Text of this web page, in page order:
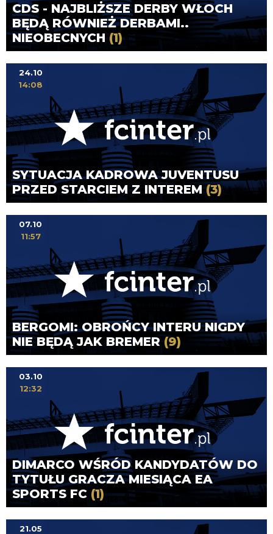
CDS - NAJBLIŻSZE DERBY WŁOCH
BĘDĄ RÓWNIEŻ DERBAMI..
NIEOBECNYCH(1)
SYTUACJA KADROWA JUVENTUSU
PRZED STARCIEM Z INTEREM(3)
24.10
14:08
BERGOMI: OBROŃCY INTERU NIGDY
NIE BĘDĄ JAK BREMER(9)
07.10
11:57
DIMARCO WŚRÓD KANDYDATÓW DO
TYTUŁU GRACZA MIESIĄCA EA
SPORTS FC (1)
03.10
12:32
21.05